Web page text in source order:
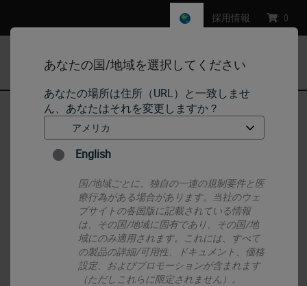
あなたの国/地域を選択してください
あなたの場所は住所（URL）と一致しませ
ん、あなたはそれを変更しますか？
English
国/地域ごとに、独自の一連の規制要件と医
療行為がある場合があります。当社のウェ
ブサイトの各国版に記載されている情報
は、その国/地域に固有であり、その国/地
域にのみ適用されます。これには、すべて
の製品の詳細/可用性、ドキュメント、価格
設定、およびプロモーションが含まれます
（ただしこれらに限定されません）。
採用情報 : 0
Histology Consumables
Microtome Blades, Cryostat Blades, Knives, and Oils •
Low-Profile Disposable Blades DB80LS